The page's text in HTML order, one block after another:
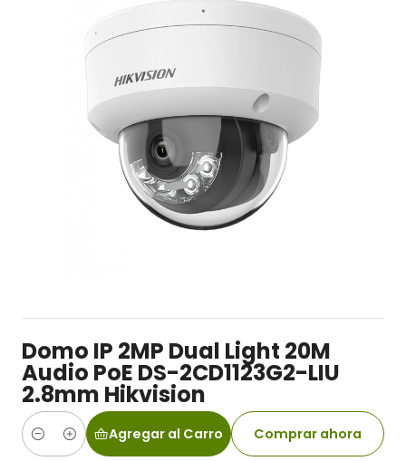
Domo IP 2MP Dual Light 20M
Audio PoE DS-2CD1123G2-LIU
2.8mm Hikvision
Cantidad
Agregar al Carro Comprar ahora